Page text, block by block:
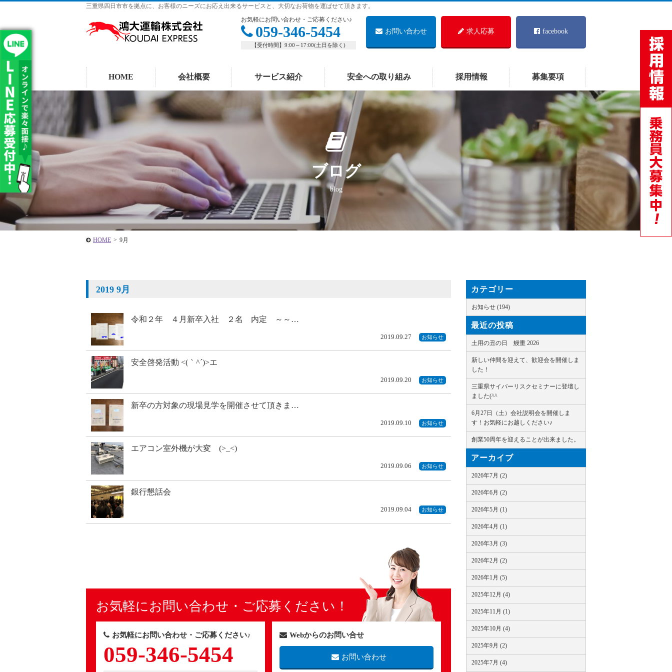
三重県四日市市を拠点に、お客様のニーズにお応え出来るサービスと、大切なお荷物を運ばせて頂きます。
HOME 会社概要 サービス紹介 安全への取り組み 採用情報 募集要項
お問い合わせ 求人応募 facebook
お気軽にお問い合わせ・ご応募ください♪
059-346-5454
【受付時間】9:00～17:00(土日を除く)
ブログ
blog
HOME > 9月
2019 9月
令和２年 ４月新卒入社 ２名 内定 ～～…
2019.09.27 お知らせ
安全啓発活動 <(｀^´)>エ
2019.09.20 お知らせ
新卒の方対象の現場見学を開催させて頂きま…
2019.09.10 お知らせ
エアコン室外機が大変 (>_<)
2019.09.06 お知らせ
銀行懇話会
2019.09.04 お知らせ
お気軽にお問い合わせ・ご応募ください！
お気軽にお問い合わせ・ご応募ください♪
059-346-5454
Webからのお問い合せ
お問い合わせ
カテゴリー
お知らせ (194)
最近の投稿
土用の丑の日 鰻重 2026
新しい仲間を迎えて、歓迎会を開催しま
した！
三重県サイバーリスクセミナーに登壇し
ました(^^ゞ
6月27日（土）会社説明会を開催しま
す！お気軽にお越しください♪
創業50周年を迎えることが出来ました。
アーカイブ
2026年7月 (2)
2026年6月 (2)
2026年5月 (1)
2026年4月 (1)
2026年3月 (3)
2026年2月 (2)
2026年1月 (5)
2025年12月 (4)
2025年11月 (1)
2025年10月 (4)
2025年9月 (2)
2025年7月 (4)